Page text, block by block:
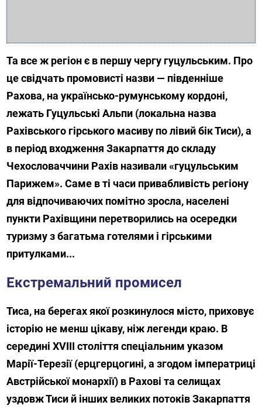
Та все ж регіон є в першу чергу гуцульським. Про
це свідчать промовисті назви — південніше
Рахова, на українсько-румунському кордоні,
лежать Гуцульські Альпи (локальна назва
Рахівського гірського масиву по лівий бік Тиси), а
в період входження Закарпаття до складу
Чехословаччини Рахів називали «гуцульським
Парижем». Саме в ті часи привабливість регіону
для відпочиваючих помітно зросла, населені
пункти Рахівщини перетворились на осередки
туризму з багатьма готелями і гірськими
притулками...
Екстремальний промисел
Тиса, на берегах якої розкинулося місто, приховує
історію не менш цікаву, ніж легенди краю. В
середині XVIII століття спеціальним указом
Марії-Терезії (ерцгерцогині, а згодом імператриці
Австрійської монархії) в Рахові та селищах
уздовж Тиси й інших великих потоків Закарпаття